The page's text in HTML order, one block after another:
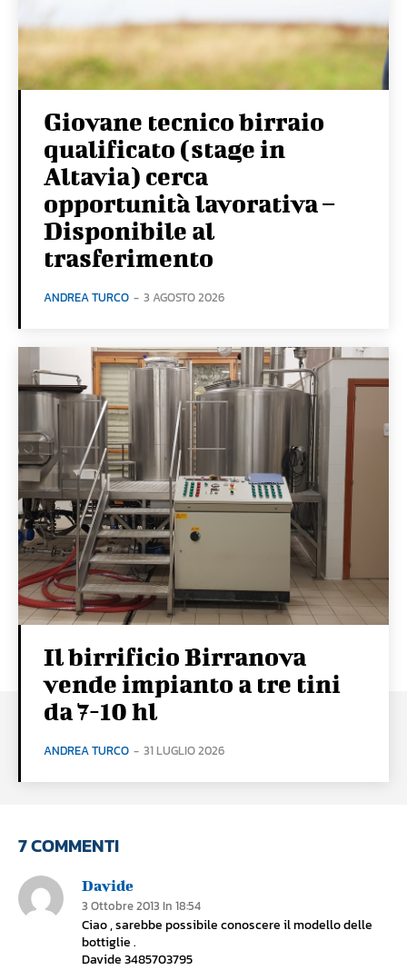
Giovane tecnico birraio
qualificato (stage in
Altavia) cerca
opportunità lavorativa –
Disponibile al
trasferimento
ANDREA TURCO - 3 AGOSTO 2026
Il birrificio Birranova
vende impianto a tre tini
da 7-10 hl
ANDREA TURCO - 31 LUGLIO 2026
7 COMMENTI
Davide
3 Ottobre 2013 In 18:54
Ciao , sarebbe possibile conoscere il modello delle
bottiglie .
Davide 3485703795